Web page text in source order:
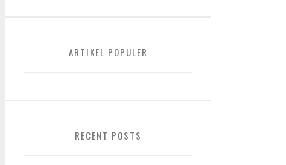
ARTIKEL POPULER
RECENT POSTS